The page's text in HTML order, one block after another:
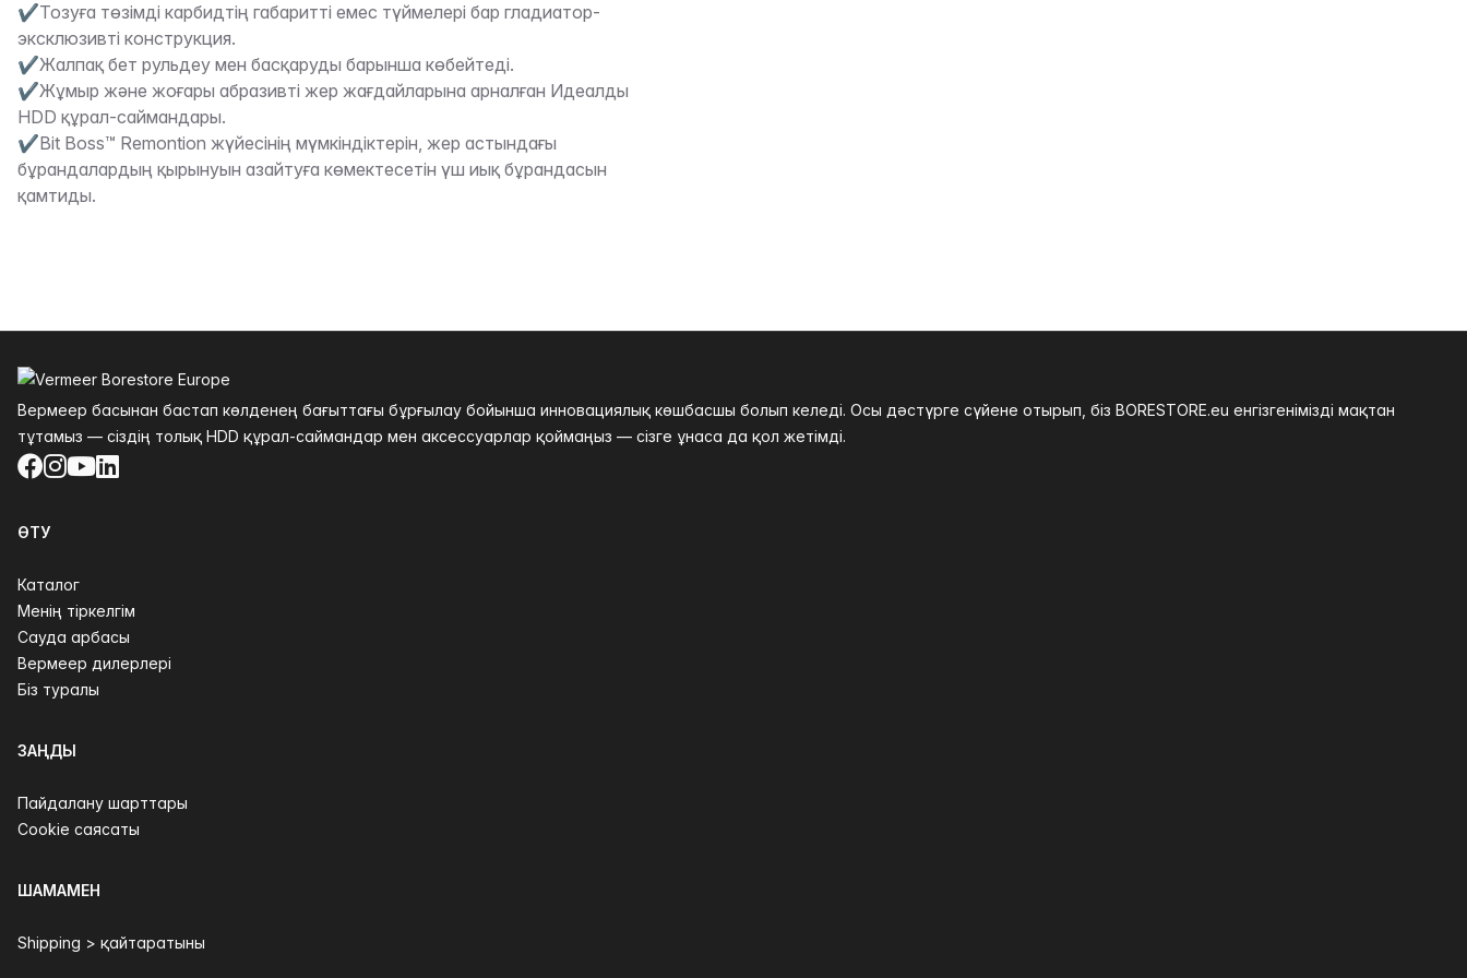
✔Тозуға төзімді карбидтің габаритті емес түймелері бар гладиатор-
эксклюзивті конструкция.
✔Жалпақ бет рульдеу мен басқаруды барынша көбейтеді.
✔Жұмыр және жоғары абразивті жер жағдайларына арналған Идеалды
HDD құрал-саймандары.
✔Bit Boss™ Remontion жүйесінің мүмкіндіктерін, жер астындағы
бұрандалардың қырынуын азайтуға көмектесетін үш иық бұрандасын
қамтиды.
Вермеер басынан бастап көлденең бағыттағы бұрғылау бойынша инновациялық көшбасшы болып келеді. Осы дәстүрге сүйене отырып, біз BORESTORE.eu енгізгенімізді мақтан
тұтамыз — сіздің толық HDD құрал-саймандар мен аксессуарлар қоймаңыз — сізге ұнаса да қол жетімді.
Facebook
Instagram
YouTube
LinkedIn
ӨТУ
Каталог
Менің тіркелгім
Сауда арбасы
Вермеер дилерлері
Біз туралы
ЗАҢДЫ
Пайдалану шарттары
Cookie саясаты
ШАМАМЕН
Shipping > қайтаратыны